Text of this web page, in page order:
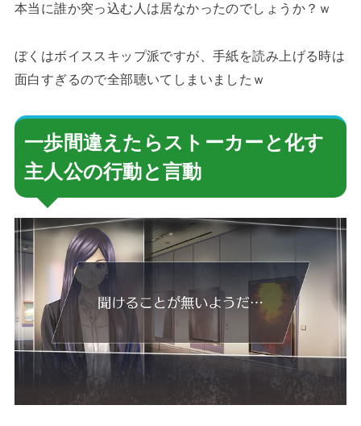
本当に誰か突っ込む人は居なかったのでしょうか？ｗ
ぼくはボイススキップ派ですが、手紙を読み上げる時は
面白すぎるので全部聴いてしまいましたｗ
一歩間違えたらストーカーと化す
主人公の行動と言動